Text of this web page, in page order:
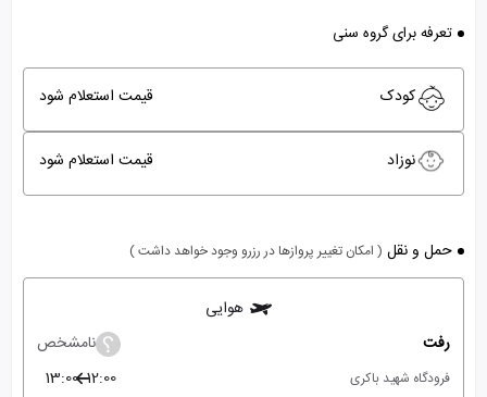
تعرفه برای گروه سنی
کودک قیمت استعلام شود
نوزاد قیمت استعلام شود
حمل و نقل ( امکان تغییر پروازها در رزرو وجود خواهد داشت )
هوایی
رفت
نامشخص
فرودگاه شهید باکری 12:00
13:00